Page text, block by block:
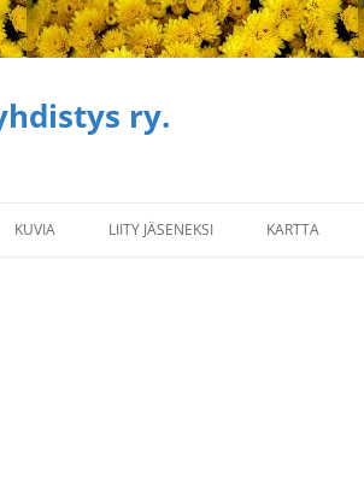
ry.
KUVIA LIITY JÄSENEKSI KARTTA